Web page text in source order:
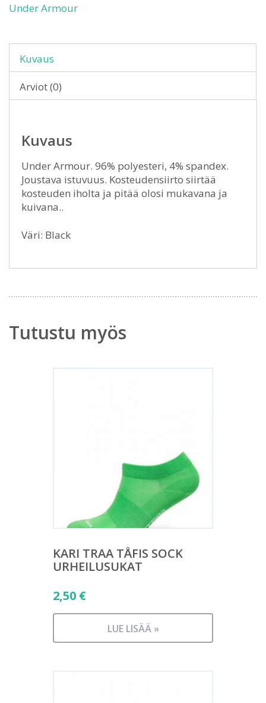
Under Armour
Kuvaus
Arviot (0)
Kuvaus
Under Armour. 96% polyesteri, 4% spandex.
Joustava istuvuus. Kosteudensiirto siirtää
kosteuden iholta ja pitää olosi mukavana ja
kuivana..
Väri: Black
Tutustu myös
KARI TRAA TÅFIS SOCK
URHEILUSUKAT
2,50 €
LUE LISÄÄ »